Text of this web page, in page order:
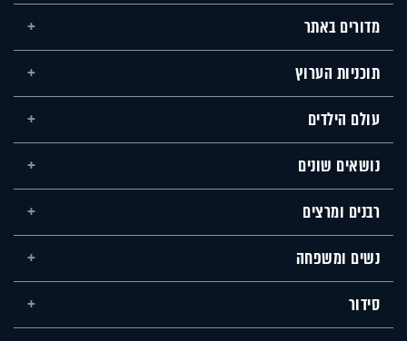
מדורים באתר
תוכניות הערוץ
עולם הילדים
נושאים שונים
רבנים ומרצים
נשים ומשפחה
סידור